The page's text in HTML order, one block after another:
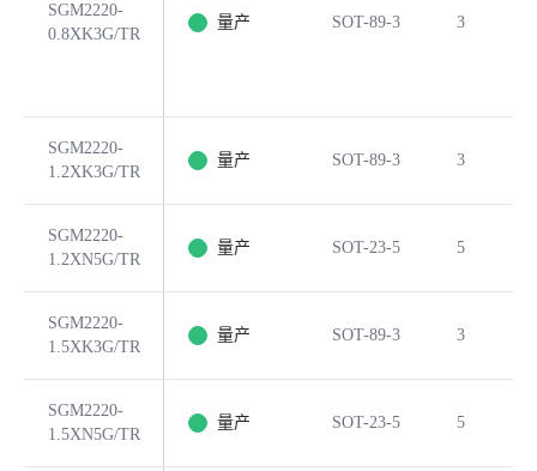
SGM2220-
0.8XK3G/TR
量产 SOT-89-3 3
SGM2220-
1.2XK3G/TR
量产 SOT-89-3 3
SGM2220-
1.2XN5G/TR
量产 SOT-23-5 5
SGM2220-
1.5XK3G/TR
量产 SOT-89-3 3
SGM2220-
1.5XN5G/TR
量产 SOT-23-5 5